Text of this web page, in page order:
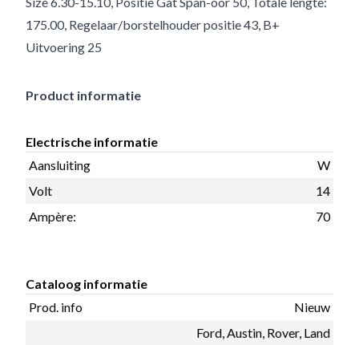
175.00, Regelaar/borstelhouder positie 43, B+
Uitvoering 25
Product informatie
Electrische informatie
Aansluiting
W
Volt
14
Ampère:
70
Cataloog informatie
Prod. info
Nieuw
Ford, Austin, Rover, Land